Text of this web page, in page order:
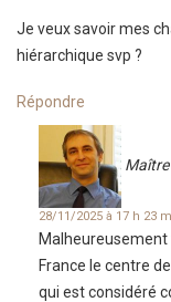
Je veux savoir mes
hiérarchique svp ?
Répondre
Maître
28/11/2025 à 17 h 23
France le centre
qui est considéré